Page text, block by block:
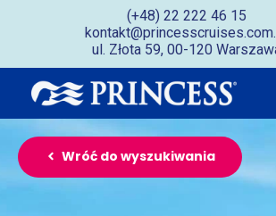
(+48) 22 222 46 15
ul. Złota 59, 00-120
Wróć do wyszukiwania